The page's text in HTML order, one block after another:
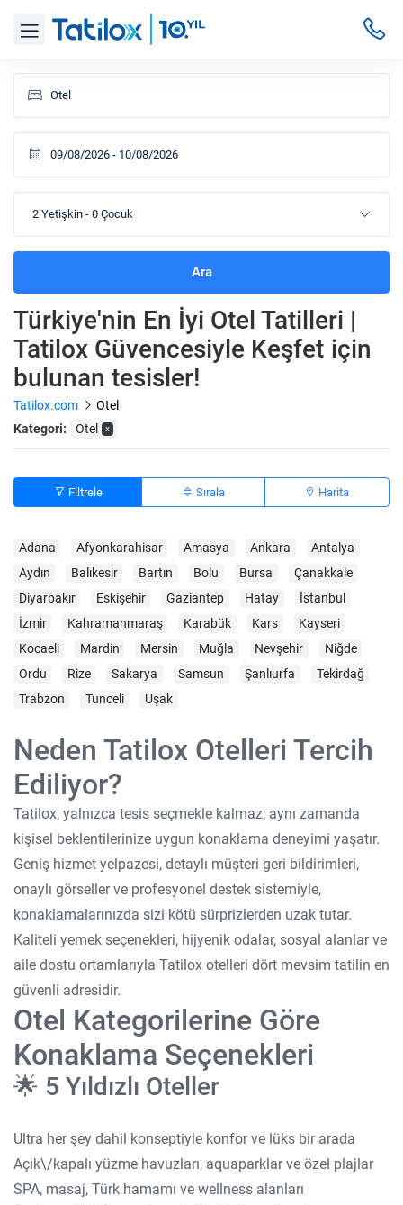
2 Yetişkin - 0 Çocuk
Ara
Türkiye'nin En İyi Otel Tatilleri |
Tatilox Güvencesiyle Keşfet için
bulunan tesisler!
Tatilox.com
Otel
Kategori:
Otel x
Filtrele Sırala Harita
Adana Afyonkarahisar Amasya Ankara
Antalya
Aydın
Balıkesir Bartın Bolu Bursa
Çanakkale
Diyarbakır
Eskişehir Gaziantep Hatay
İstanbul
İzmir
Kahramanmaraş Karabük Kars
Kayseri
Kocaeli
Mardin Mersin Muğla Nevşehir
Niğde
Ordu
Rize Sakarya Samsun Şanlıurfa
Tekirdağ
Trabzon
Tunceli Uşak
Neden Tatilox Otelleri Tercih
Ediliyor?
Tatilox, yalnızca tesis seçmekle kalmaz; aynı zamanda
kişisel beklentilerinize uygun konaklama deneyimi yaşatır.
Geniş hizmet yelpazesi, detaylı müşteri geri bildirimleri,
onaylı görseller ve profesyonel destek sistemiyle,
konaklamalarınızda sizi kötü sürprizlerden uzak tutar.
Kaliteli yemek seçenekleri, hijyenik odalar, sosyal alanlar ve
aile dostu ortamlarıyla Tatilox otelleri dört mevsim tatilin en
güvenli adresidir.
Otel Kategorilerine Göre
Konaklama Seçenekleri
🌟 5 Yıldızlı Oteller
Ultra her şey dahil konseptiyle konfor ve lüks bir arada
Açık\/kapalı yüzme havuzları, aquaparklar ve özel plajlar
SPA, masaj, Türk hamamı ve wellness alanları